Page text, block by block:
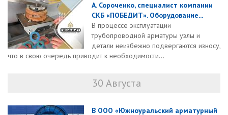
А. Сороченко, специалист компании
СКБ «ПОБЕДИТ». Оборудование...
В процессе эксплуатации
трубопроводной арматуры узлы и
детали неизбежно подвергаются износу,
что в свою очередь приводит к необходимости...
30 Августа
В ООО «Южноуральский арматурный